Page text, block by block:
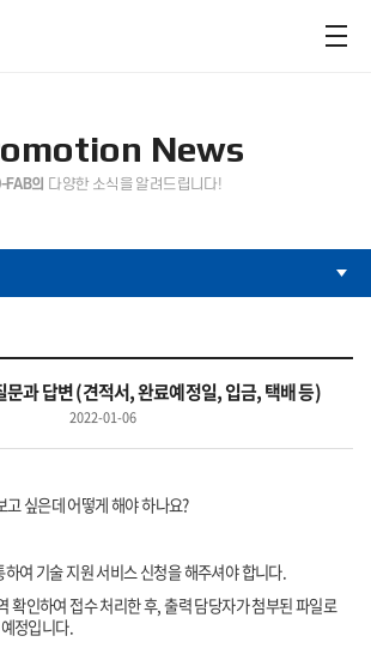
News
FAB의 다양한 소식을 알려드립니다!
과 답변 (견적서, 완료예정일, 입금, 택배 등)
2022-01-06
싶은데 어떻게 해야 하나요?
여 기술 지원 서비스 신청을 해주셔야 합니다.
확인하여 접수 처리한 후, 출력 담당자가 첨부된 파일로
정입니다.